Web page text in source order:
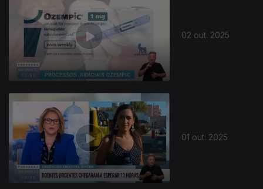
02 out. 2025
01 out. 2025